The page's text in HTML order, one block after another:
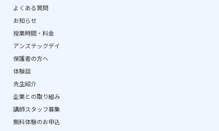
よくある質問
お知らせ
授業時間・料金
アンズテックデイ
保護者の方へ
体験談
先生紹介
企業との取り組み
講師スタッフ募集
無料体験のお申込